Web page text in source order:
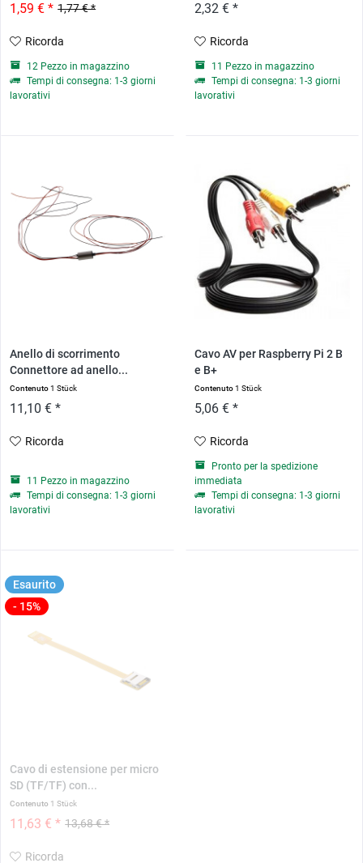
1,77 € *
1,59 € *
Ricorda
12 Pezzo in magazzino
Tempi di consegna: 1-3 giorni
lavorativi
2,32 € *
Ricorda
11 Pezzo in magazzino
Tempi di consegna: 1-3 giorni
lavorativi
Anello di scorrimento
Connettore ad anello...
Contenuto1 Stück
11,10 € *
Ricorda
11 Pezzo in magazzino
Tempi di consegna: 1-3 giorni
lavorativi
Cavo AV per Raspberry Pi 2 B
e B+
Contenuto1 Stück
5,06 € *
Ricorda
Pronto per la spedizione
immediata
Tempi di consegna: 1-3 giorni
lavorativi
Esaurito
- 15%
Cavo di estensione per micro
SD (TF/TF) con...
Contenuto 1 Stück
13,68 € *
11,63 € *
Ricorda